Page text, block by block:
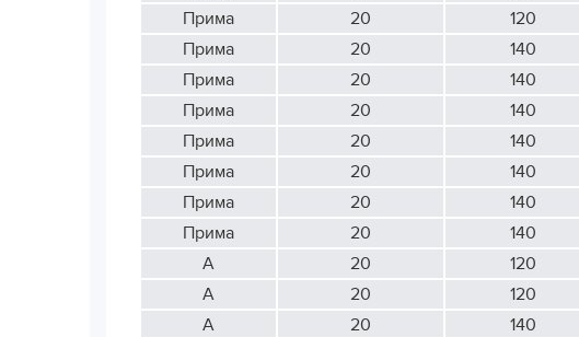
Прима
20 120
Прима
20 140
Прима
20 140
Прима
20 140
Прима
20 140
Прима
20 140
Прима
20 140
Прима
20 140
А
20 120
А
20 120
А
20 140